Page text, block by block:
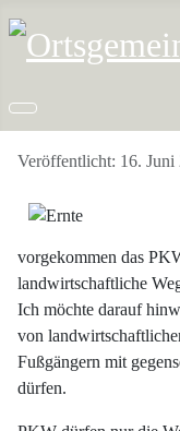
Details
Veröffentlicht: 16. Juni
vorgekommen das
landwirtschaftliche
Ich möchte darauf
von
Fußgängern mit
dürfen.